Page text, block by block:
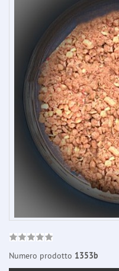
Numero prodotto 1353b